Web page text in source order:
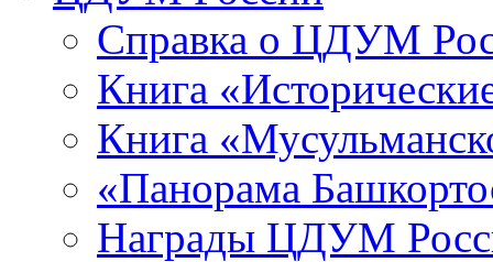
Справка о ЦДУМ
Книга
Книга
«Панорама
Награды ЦДУМ